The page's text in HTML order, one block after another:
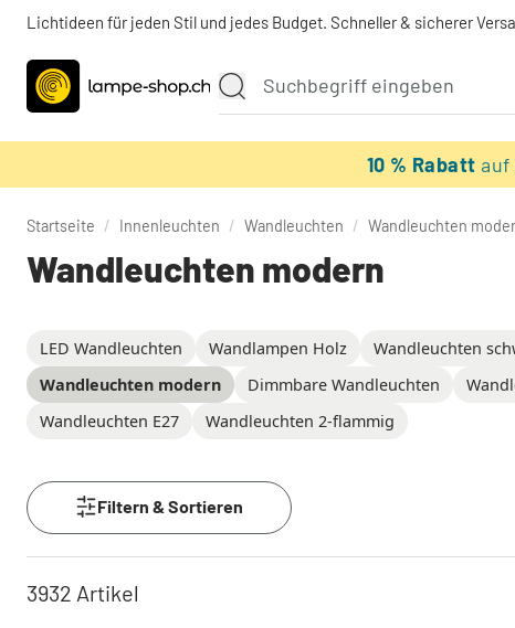
Lichtideen für jeden Stil und jedes Budget. Schneller & sicherer
10 % Rabattauf
Startseite / Innenleuchten / Wandleuchten / Wandleuchten
Wandleuchten modern
LED Wandleuchten Wandlampen Holz Wandleuchten
Wandleuchten modern
Dimmbare Wandleuchten
Wandleuchten E27
Wandleuchten 2-flammig
Filtern & Sortieren
3932 Artikel